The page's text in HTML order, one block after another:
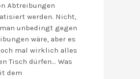
Abtreibungen
werden. Nicht,
unbedingt gegen
wäre, aber es
mal wirklich alles
Tisch dürfen… Was
dem